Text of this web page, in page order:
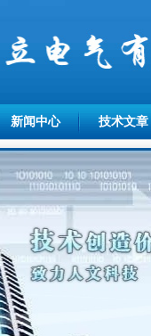
新闻中心 技术文章